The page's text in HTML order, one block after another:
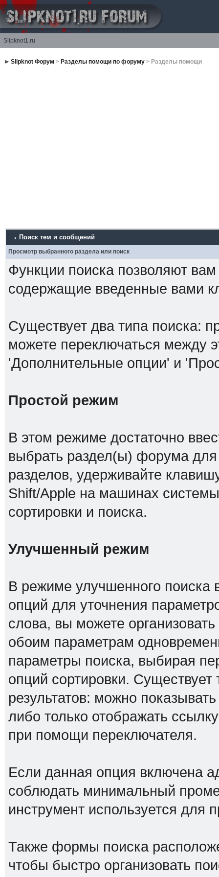
Slipknot1.ru
Slipknot Форум > Разделы помощи по форуму> Разделы помощи
Поиск тем и сообщений
Просмотр выбранного раздела или поиск
Функции поиска позволяют
содержащие введенные вами
Существует два типа поиска:
можете переключаться между
'Дополнительные опции' и
Простой режим
В этом режиме достаточно
выбрать раздел(ы) форума
разделов, удерживайте
Shift/Apple на машинах
сортировки и поиска.
Улучшенный режим
В режиме улучшенного поиска
опций для уточнения
слова, вы можете
обоим параметрам
параметры поиска, выбирая
опций сортировки.
результатов: можно
либо только отображать
при помощи переключателя.
Если данная опция включена
соблюдать минимальный
инструмент используется
Также формы поиска
чтобы быстро организовать